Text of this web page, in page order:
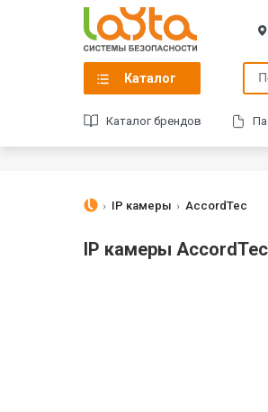
Каталог
Каталог брендов
IP камеры AccordTec
IP камеры